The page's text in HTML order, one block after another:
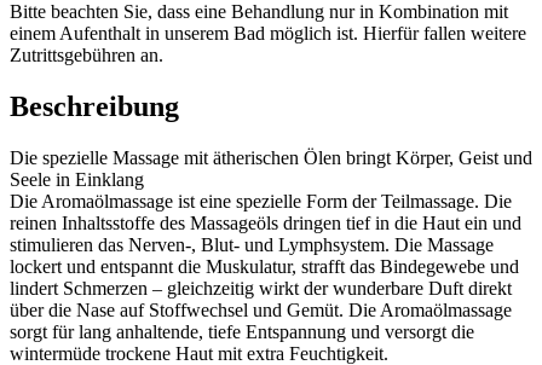
Bitte beachten Sie, dass eine Behandlung nur in Kombination mit
einem Aufenthalt in unserem Bad möglich ist. Hierfür fallen weitere
Zutrittsgebühren an.
Beschreibung
Die spezielle Massage mit ätherischen Ölen bringt Körper, Geist und
Seele in Einklang
Die Aromaölmassage ist eine spezielle Form der Teilmassage. Die
reinen Inhaltsstoffe des Massageöls dringen tief in die Haut ein und
stimulieren das Nerven-, Blut- und Lymphsystem. Die Massage
lockert und entspannt die Muskulatur, strafft das Bindegewebe und
lindert Schmerzen – gleichzeitig wirkt der wunderbare Duft direkt
über die Nase auf Stoffwechsel und Gemüt. Die Aromaölmassage
sorgt für lang anhaltende, tiefe Entspannung und versorgt die
wintermüde trockene Haut mit extra Feuchtigkeit.